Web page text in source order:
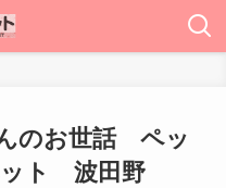
のお世話 ペッ
ット 波田野